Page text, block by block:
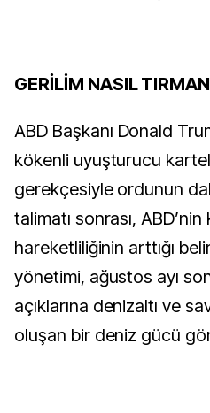
GERİLİM NASIL
ABD Başkanı Donald
kökenli uyuşturucu
gerekçesiyle ordunun
talimatı sonrası,
hareketliliğinin arttığı
yönetimi, ağustos ayı
açıklarına denizaltı ve
oluşan bir deniz gücü